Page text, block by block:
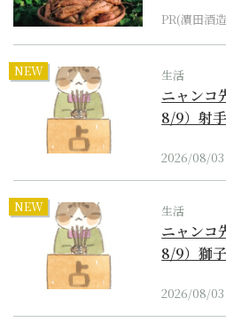
PR(濵田酒
NEW 生活
ニャンコ
8/9）射
2026/08/03
NEW 生活
ニャンコ
8/9）獅
2026/08/03